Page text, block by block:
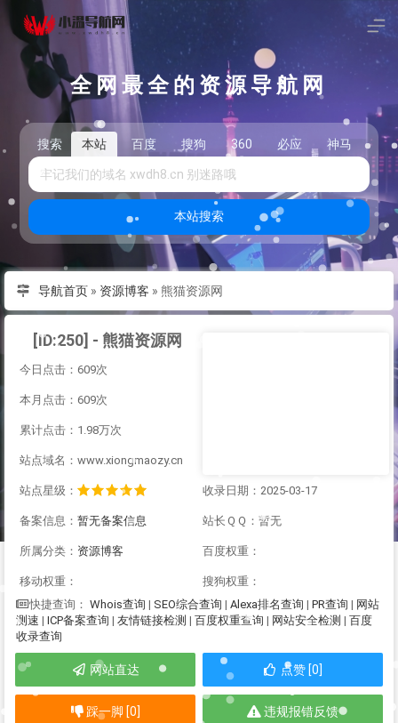
全网最全的资源导航网
搜索 本站 百度 搜狗 360 必应 神马 头
本站搜索
导航首页» 资源博客 » 熊猫资源网
[ID:250] - 熊猫资源网
今日点击：609次
本月点击：609次
累计点击：1.98万次
站点域名：www.xiongmaozy.cn
站点星级： 收录日期：2025-03-17
备案信息： 暂无备案信息 站长ＱＱ：暂无
所属分类： 资源博客 百度权重：
移动权重： 搜狗权重：
快捷查询： Whois查询 | SEO综合查询 | Alexa排名查询 | PR查询 | 网站
测速 | ICP备案查询 | 友情链接检测 | 百度权重查询 | 网站安全检测 | 百度
收录查询
网站直达 点赞 [0]
踩一脚 [0] 违规报错反馈